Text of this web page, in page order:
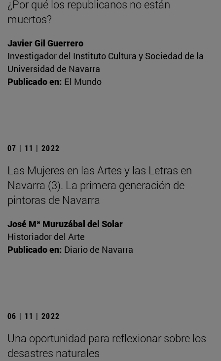
¿Por qué los republicanos no están
muertos?
Javier Gil Guerrero
Investigador del Instituto Cultura y Sociedad de la
Universidad de Navarra
Publicado en: El Mundo
07 | 11 | 2022
Las Mujeres en las Artes y las Letras en
Navarra (3). La primera generación de
pintoras de Navarra
José Mª Muruzábal del Solar
Historiador del Arte
Publicado en: Diario de Navarra
06 | 11 | 2022
Una oportunidad para reflexionar sobre los
desastres naturales